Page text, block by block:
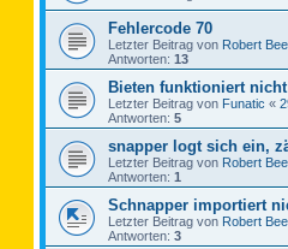
Fehlercode 70
Letzter Beitrag von Robert
Antworten: 13
Bieten funktioniert
Letzter Beitrag von Funatic «
Antworten: 5
snapper logt sich ein,
Letzter Beitrag von Robert
Antworten: 1
Schnapper importiert
Letzter Beitrag von Robert
Antworten: 3